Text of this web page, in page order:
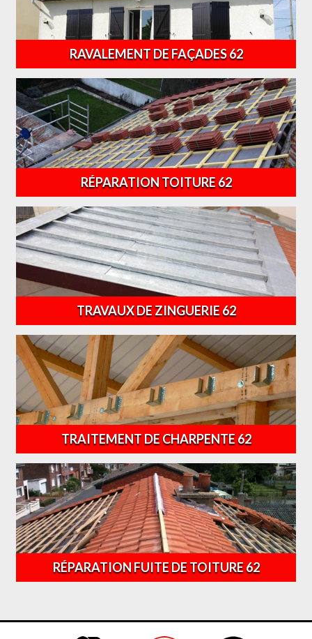
RAVALEMENT DE FAÇADES 62
RÉPARATION TOITURE 62
TRAVAUX DE ZINGUERIE 62
TRAITEMENT DE CHARPENTE 62
RÉPARATION FUITE DE TOITURE 62